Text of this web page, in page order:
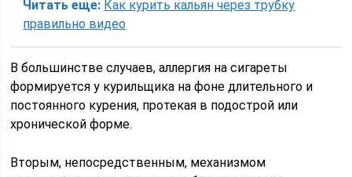
Читать еще: Как курить кальян через трубку
правильно видео
В большинстве случаев, аллергия на сигареты
формируется у курильщика на фоне длительного и
постоянного курения, протекая в подострой или
хронической форме.
Вторым, непосредственным, механизмом